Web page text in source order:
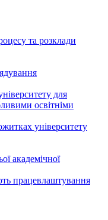
та розклади
для
освітніми
університету
академічної
працевлаштування